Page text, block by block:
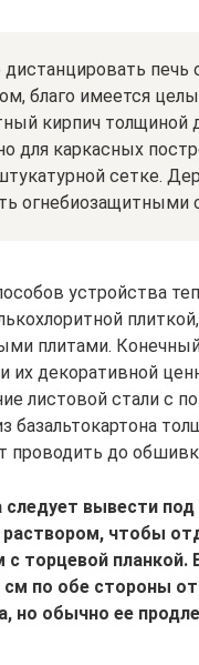
печь
благо имеется
кирпич толщиной
для каркасных
сетке.
огнебиозащитными
устройства
плитами.
их декоративной
листовой стали с
базальтокартона
проводить до
следует вывести
чтобы
с торцевой
см по обе стороны
но обычно ее